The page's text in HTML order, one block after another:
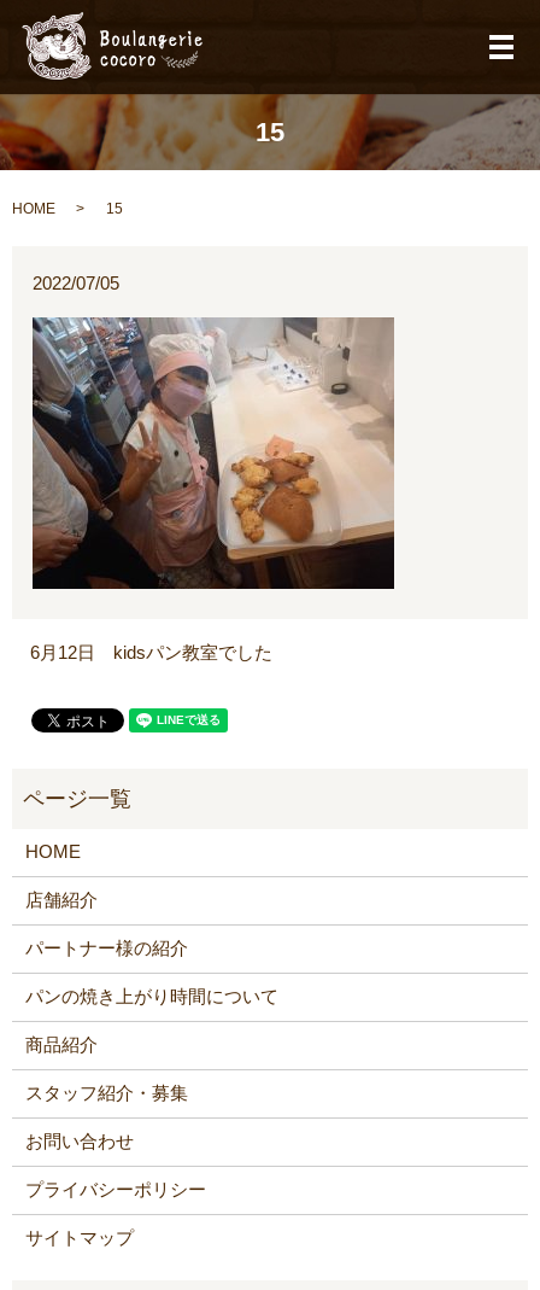
メ
15
HOME 15
2022/07/05
6月12日 kidsパン教室でした
HOME
店舗紹介
パートナー様の紹介
パンの焼き上がり時間について
商品紹介
スタッフ紹介・募集
お問い合わせ
プライバシーポリシー
サイトマップ